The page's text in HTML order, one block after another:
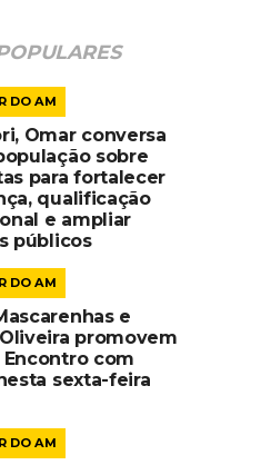
DO AM
Omar conversa
sobre
para fortalecer
qualificação
e ampliar
públicos
DO AM
e
promovem
Encontro com
sexta-feira
DO AM